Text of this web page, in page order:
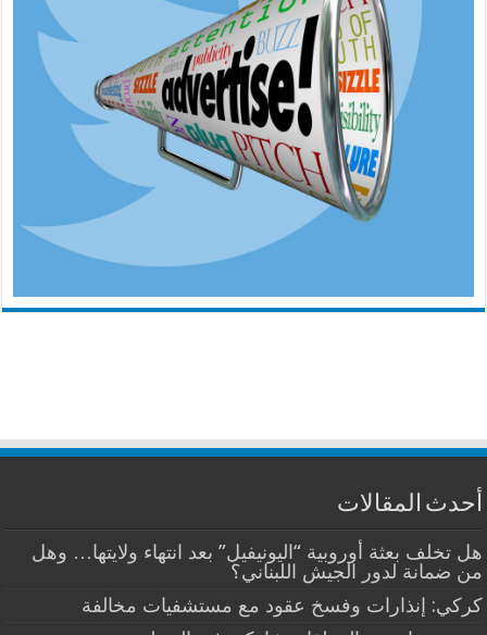
أحدث المقالات
هل تخلف بعثة أوروبية “اليونيفيل” بعد انتهاء ولايتها… وهل
من ضمانة لدور الجيش اللبناني؟
كركي: إنذارات وفسخ عقود مع مستشفيات مخالفة